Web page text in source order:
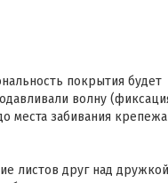
покрытия будет
волну
места забивания крепежа
листов друг над